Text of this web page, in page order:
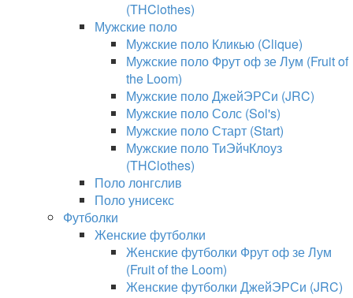
(THClothes)
Мужские поло
Мужские поло Кликью (Clique)
Мужские поло Фрут оф зе Лум (Fruit of
the Loom)
Мужские поло ДжейЭРСи (JRC)
Мужские поло Солс (Sol's)
Мужские поло Старт (Start)
Мужские поло ТиЭйчКлоуз
(THClothes)
Поло лонгслив
Поло унисекс
Футболки
Женские футболки
Женские футболки Фрут оф зе Лум
(Fruit of the Loom)
Женские футболки ДжейЭРСи (JRC)